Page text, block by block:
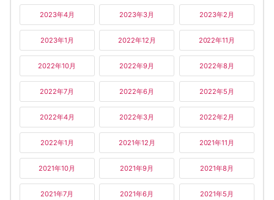
2023年4月 2023年3月 2023年2月
2023年1月 2022年12月 2022年11月
2022年10月 2022年9月 2022年8月
2022年7月 2022年6月 2022年5月
2022年4月 2022年3月 2022年2月
2022年1月 2021年12月 2021年11月
2021年10月 2021年9月 2021年8月
2021年7月 2021年6月 2021年5月